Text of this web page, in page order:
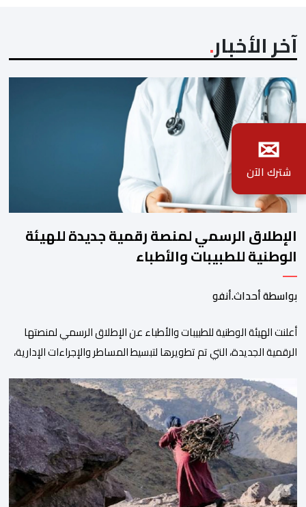
آخر الأخبار
الإطلاق الرسمي لمنصة رقمية جديدة للهيئة
الوطنية للطبيبات والأطباء
بواسطة أحداث.أنفو
أعلنت الهيئة الوطنية للطبيبات والأطباء عن الإطلاق الرسمي لمنصتها
الرقمية الجديدة، التي تم تطويرها لتبسيط المساطر والإجراءات الإدارية،
والمجالس الجهوية للهيئة إلى جانب الهيئة الوطنية. وذكر بلاغ للهيئة أن
هذه المنصة، التي تم إطلاقها في إطار استراتيجيتها الرامية إلى التحديث
والتحول الرقمي، تشكل خطوة مهمة في […]
✉
شترك الآن